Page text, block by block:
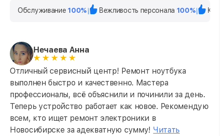
Обслуживание100% Вежливость персонала 100%
Нечаева Анна
Отличный сервисный центр! Ремонт ноутбука
выполнен быстро и качественно. Мастера
профессионалы, всё объяснили и починили за день.
Теперь устройство работает как новое. Рекомендую
всем, кто ищет ремонт электроники в
Новосибирске за адекватную сумму! Читать